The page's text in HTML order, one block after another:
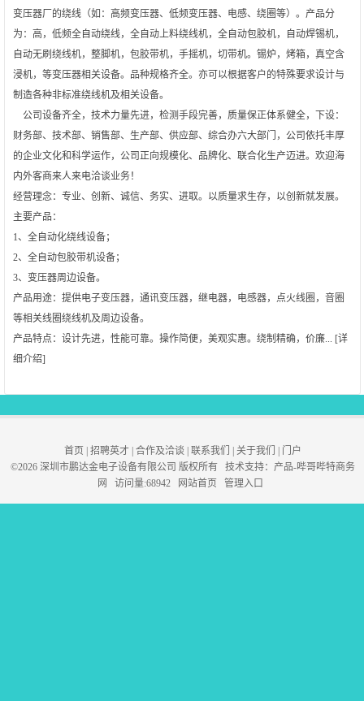
变压器厂的绕线（如：高频变压器、低频变压器、电感、绕圈等）。产品分
为：高，低频全自动绕线，全自动上料绕线机，全自动包胶机，自动焊锡机，
自动无刷绕线机，整脚机，包胶带机，手摇机，切带机。锡炉，烤箱，真空含
浸机，等变压器相关设备。品种规格齐全。亦可以根据客户的特殊要求设计与
制造各种非标准绕线机及相关设备。
公司设备齐全，技术力量先进，检测手段完善，质量保正体系健全，下设：
财务部、技术部、销售部、生产部、供应部、综合办六大部门，公司依托丰厚
的企业文化和科学运作，公司正向规模化、品牌化、联合化生产迈进。欢迎海
内外客商来人来电洽谈业务！
经营理念：专业、创新、诚信、务实、进取。以质量求生存，以创新就发展。
主要产品：
1、全自动化绕线设备；
2、全自动包胶带机设备；
3、变压器周边设备。
产品用途：提供电子变压器，通讯变压器，继电器，电感器，点火线圈，音圈
等相关线圈绕线机及周边设备。
产品特点：设计先进，性能可靠。操作简便，美观实惠。绕制精确，价廉... [详
细介绍]
首页| 招聘英才| 合作及洽谈 | 联系我们 | 关于我们 | 门户
©2026 深圳市鹏达金电子设备有限公司 版权所有 技术支持：
产品-哔哥哔特商务
网
访问量:68942 网站首页 管理入口